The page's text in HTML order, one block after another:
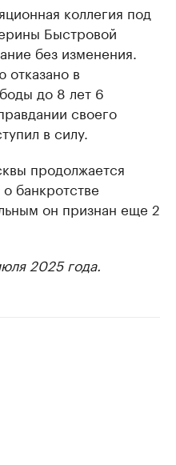
коллегия под
Быстровой
без изменения.
в
до 8 лет 6
своего
в силу.
продолжается
банкротстве
он признан еще 2
2025 года.